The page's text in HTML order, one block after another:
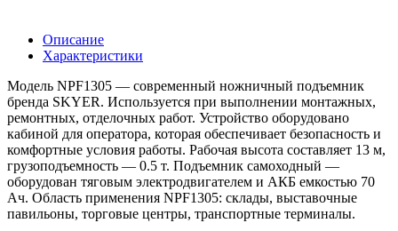
Описание
Характеристики
Модель NPF1305 — современный ножничный подъемник
бренда SKYER. Используется при выполнении монтажных,
ремонтных, отделочных работ. Устройство оборудовано
кабиной для оператора, которая обеспечивает безопасность и
комфортные условия работы. Рабочая высота составляет 13 м,
грузоподъемность — 0.5 т. Подъемник самоходный —
оборудован тяговым электродвигателем и АКБ емкостью 70
Ач. Область применения NPF1305: склады, выставочные
павильоны, торговые центры, транспортные терминалы.